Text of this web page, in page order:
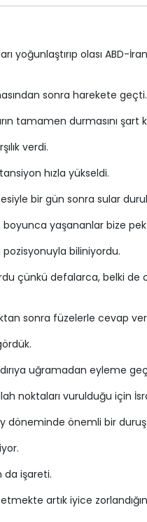
yoğunlaştırıp olası ABD-
sonra harekete geçti.
tamamen durmasını şart
verdi.
hızla yükseldi.
bir gün sonra sular
yaşananlar bize
biliniyordu.
çünkü defalarca, belki
sonra füzelerle cevap
uğramadan eyleme
noktaları vurulduğu için
döneminde önemli bir
da işareti.
artık iyice